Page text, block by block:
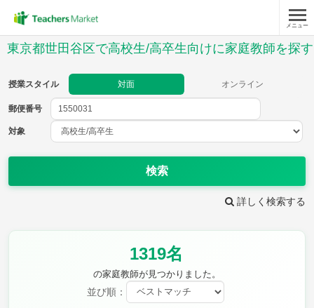
メニュー
東京都世田谷区で高校生/高卒生向けに家庭教師を探す
授業スタイル 対面 オンライン
郵便番号
対象
検索
詳しく検索する
1319名
の家庭教師が見つかりました。
並び順：
郵便番号
教科
英語(リスニング)
数学A 数学B 数学C 現代文